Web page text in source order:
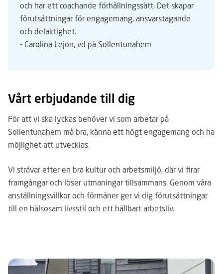
och har ett coachande förhållningssätt. Det skapar
förutsättningar för engagemang, ansvarstagande
och delaktighet.
- Carolina Lejon, vd på Sollentunahem
Vårt erbjudande till dig
För att vi ska lyckas behöver vi som arbetar på
Sollentunahem må bra, känna ett högt engagemang och ha
möjlighet att utvecklas.
Vi strävar efter en bra kultur och arbetsmiljö, där vi firar
framgångar och löser utmaningar tillsammans. Genom våra
anställningsvillkor och förmåner ger vi dig förutsättningar
till en hälsosam livsstil och ett hållbart arbetsliv.